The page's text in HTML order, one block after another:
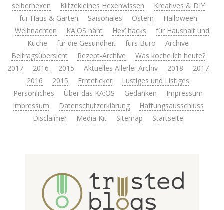
selberhexen
Klitzekleines Hexenwissen
Kreatives & DIY
für Haus & Garten
Saisonales Ostern
Halloween
Weihnachten
KA:OS näht Hex’ hacks
für Haushalt und
Küche
für die Gesundheit fürs Büro
Archive
Beitragsübersicht
Rezept-Archive
Was koche ich heute?
2017
2016 2015 Aktuelles Allerlei-Archiv 2018
2017
2016
2015 Ernteticker
Lustiges und Listiges
Persönliches
Über das KA:OS Gedanken
Impressum
Impressum
Datenschutzerklärung
Haftungsausschluss
Disclaimer
Media Kit Sitemap Startseite